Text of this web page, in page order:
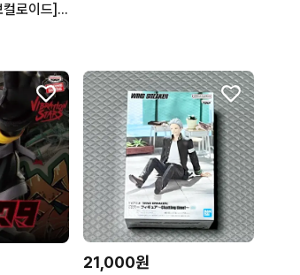
[개봉품][상자x][보컬로이드] 레이싱 미쿠 2014 피규어 [반프레스토]
21,000원